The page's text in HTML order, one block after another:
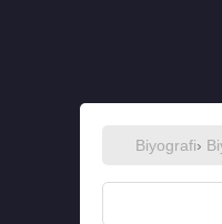
Biyografi›